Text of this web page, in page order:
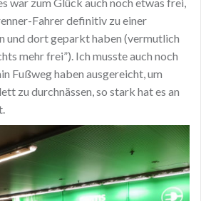
Fahrer definitiv zu einer
und dort geparkt haben (vermutlich
mehr frei”). Ich musste auch noch
Fußweg haben ausgereicht, um
zu durchnässen, so stark hat es an